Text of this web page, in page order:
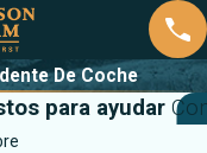
De Coche
para ayudar